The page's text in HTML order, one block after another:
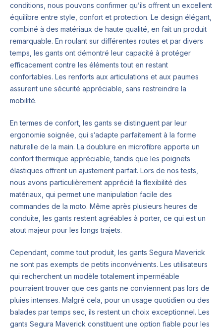
conditions, nous pouvons confirmer qu’ils offrent un excellent
équilibre entre style, confort et protection. Le design élégant,
combiné à des matériaux de haute qualité, en fait un produit
remarquable. En roulant sur différentes routes et par divers
temps, les gants ont démontré leur capacité à protéger
efficacement contre les éléments tout en restant
confortables. Les renforts aux articulations et aux paumes
assurent une sécurité appréciable, sans restreindre la
mobilité.
En termes de confort, les gants se distinguent par leur
ergonomie soignée, qui s’adapte parfaitement à la forme
naturelle de la main. La doublure en microfibre apporte un
confort thermique appréciable, tandis que les poignets
élastiques offrent un ajustement parfait. Lors de nos tests,
nous avons particulièrement apprécié la flexibilité des
matériaux, qui permet une manipulation facile des
commandes de la moto. Même après plusieurs heures de
conduite, les gants restent agréables à porter, ce qui est un
atout majeur pour les longs trajets.
Cependant, comme tout produit, les gants Segura Maverick
ne sont pas exempts de petits inconvénients. Les utilisateurs
qui recherchent un modèle totalement imperméable
pourraient trouver que ces gants ne conviennent pas lors de
pluies intenses. Malgré cela, pour un usage quotidien ou des
balades par temps sec, ils restent un choix exceptionnel. Les
gants Segura Maverick constituent une option fiable pour les